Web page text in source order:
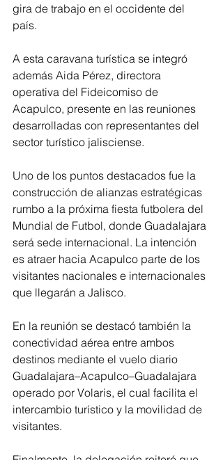
gira de trabajo en el occidente del
país.
A esta caravana turística se integró
además Aida Pérez, directora
operativa del Fideicomiso de
Acapulco, presente en las reuniones
desarrolladas con representantes del
sector turístico jalisciense.
Uno de los puntos destacados fue la
construcción de alianzas estratégicas
rumbo a la próxima fiesta futbolera del
Mundial de Futbol, donde Guadalajara
será sede internacional. La intención
es atraer hacia Acapulco parte de los
visitantes nacionales e internacionales
que llegarán a Jalisco.
En la reunión se destacó también la
conectividad aérea entre ambos
destinos mediante el vuelo diario
Guadalajara–Acapulco–Guadalajara
operado por Volaris, el cual facilita el
intercambio turístico y la movilidad de
visitantes.